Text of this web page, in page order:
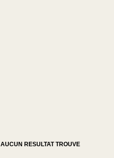
AUCUN RESULTAT TROUVE